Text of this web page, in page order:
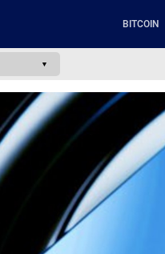
BITCOIN